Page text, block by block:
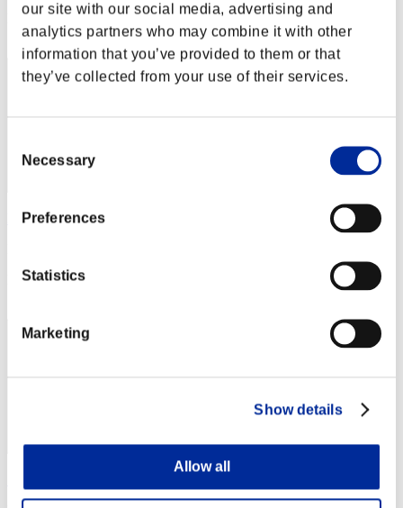
our site with our social media, advertising and
analytics partners who may combine it with other
information that you’ve provided to them or that
they’ve collected from your use of their services.
Selection
Necessary
Preferences
Statistics
Marketing
Show details
Allow all
Posición
22
Evertonsilva2019
Posición